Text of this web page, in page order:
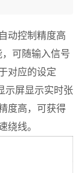
动控制精度高
可随输入信号
对应的设定
示屏显示实时张
度高，可获得
绕线。